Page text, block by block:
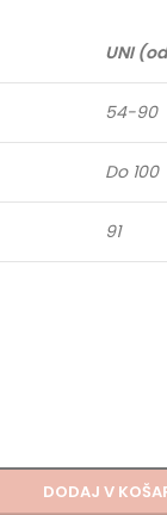
UNI
54-90
Do 100
91
DODAJ V